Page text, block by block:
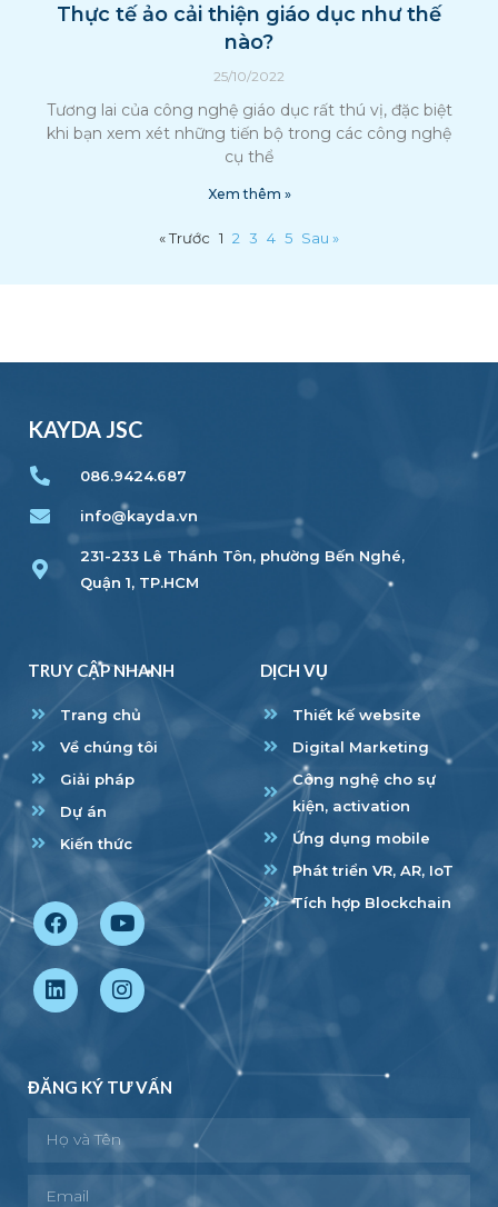
Thực tế ảo cải thiện giáo dục như thế
nào?
25/10/2022
Tương lai của công nghệ giáo dục rất thú vị, đặc biệt
khi bạn xem xét những tiến bộ trong các công nghệ
cụ thể
Xem thêm »
« Trước 1 2 3 4 5 Sau »
KAYDA JSC
086.9424.687
info@kayda.vn
231-233 Lê Thánh Tôn, phường Bến Nghé,
Quận 1, TP.HCM
TRUY CẬP NHANH
Trang chủ
Về chúng tôi
Giải pháp
Dự án
Kiến thức
DỊCH VỤ
Thiết kế website
Digital Marketing
Công nghệ cho sự
kiện, activation
Ứng dụng mobile
Phát triển VR, AR, IoT
Tích hợp Blockchain
ĐĂNG KÝ TƯ VẤN